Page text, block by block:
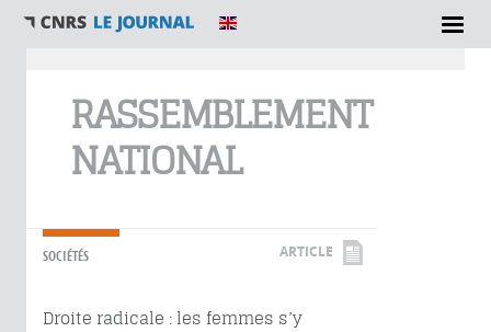
RASSEMBLEMENT
NATIONAL
SOCIÉTÉS ARTICLE
Droite radicale : les femmes s’y